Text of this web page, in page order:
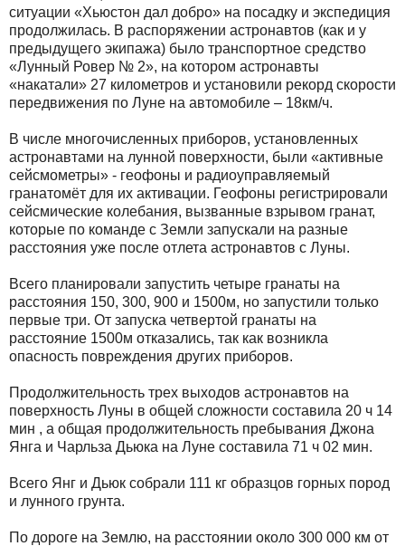
ситуации «Хьюстон дал добро» на посадку и экспедиция
продолжилась. В распоряжении астронавтов (как и у
предыдущего экипажа) было транспортное средство
«Лунный Ровер № 2», на котором астронавты
«накатали» 27 километров и установили рекорд скорости
передвижения по Луне на автомобиле – 18км/ч.
В числе многочисленных приборов, установленных
астронавтами на лунной поверхности, были «активные
сейсмометры» - геофоны и радиоуправляемый
гранатомёт для их активации. Геофоны регистрировали
сейсмические колебания, вызванные взрывом гранат,
которые по команде с Земли запускали на разные
расстояния уже после отлета астронавтов с Луны.
Всего планировали запустить четыре гранаты на
расстояния 150, 300, 900 и 1500м, но запустили только
первые три. От запуска четвертой гранаты на
расстояние 1500м отказались, так как возникла
опасность повреждения других приборов.
Продолжительность трех выходов астронавтов на
поверхность Луны в общей сложности составила 20 ч 14
мин , а общая продолжительность пребывания Джона
Янга и Чарльза Дьюка на Луне составила 71 ч 02 мин.
Всего Янг и Дьюк собрали 111 кг образцов горных пород
и лунного грунта.
По дороге на Землю, на расстоянии около 300 000 км от